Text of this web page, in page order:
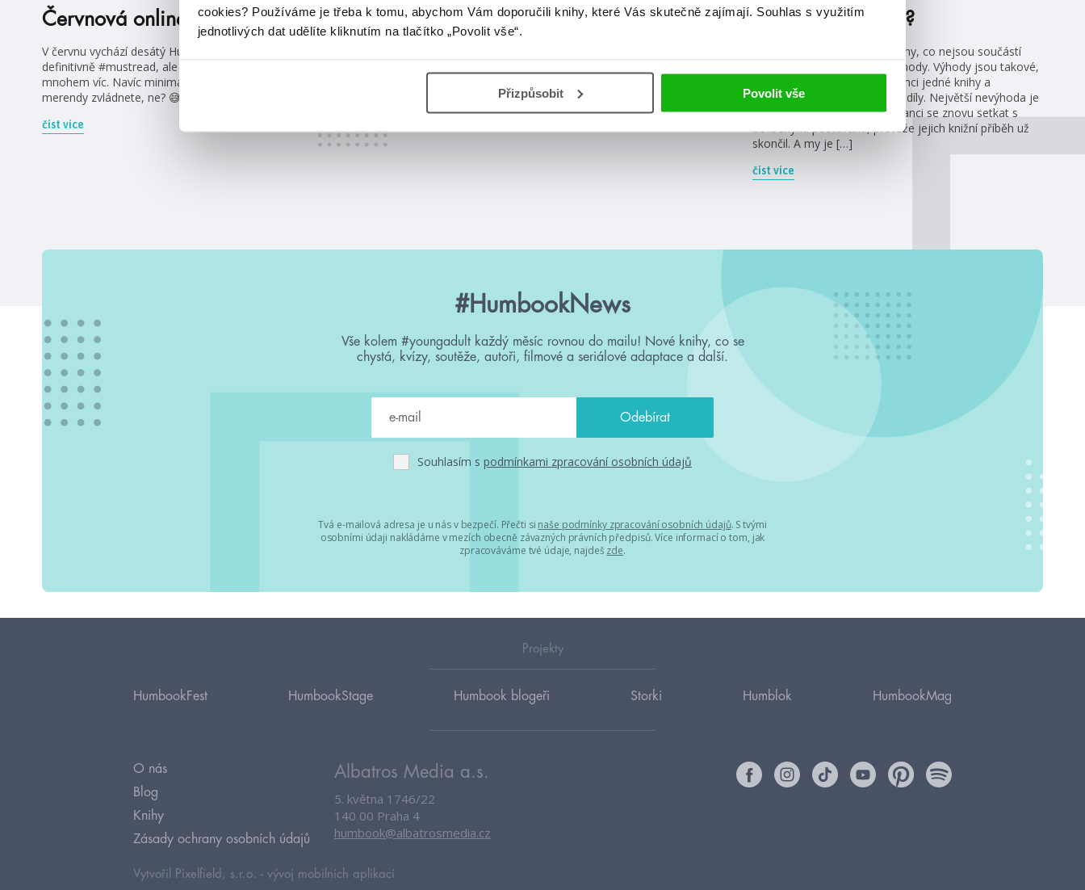
cookies? Používáme je třeba k tomu, abychom Vám doporučili knihy, které Vás skutečně zajímají. Souhlas s využitím
jednotlivých dat udělíte kliknutím na tlačítko „Povolit vše“.
Přizpůsobit Povolit vše
Červnová online merenda
V červnu vychází desátý HumbookTip, tak ten je
definitivně #mustread, ale nebojte, chystá se toho
mnohem víc. Navíc minimálně dvě knihy do příští
merendy zvládnete, ne? 😅
číst více
Červencová online merenda Stačí jedna kniha?
Standalones (samostatné knihy, co nejsou součástí
série) mají své výhody i nevýhody. Výhody jsou takové,
že se vše krásně uzavře v rámci jedné knihy a
nemusíme pak čekat na další díly. Největší nevýhoda je
taková, že už pak nemáme šanci se znovu setkat s
oblíbenými postavami, protože jejich knižní příběh už
skončil. A my je […]
číst více
#HumbookNews
Vše kolem #youngadult každý měsíc rovnou do mailu! Nové knihy, co se
chystá, kvízy, soutěže, autoři, filmové a seriálové adaptace a další.
Souhlasím s podmínkami zpracování osobních údajů
Tvá e-mailová adresa je u nás v bezpečí. Přečti si naše podmínky zpracování osobních údajů. S tvými
osobními údaji nakládáme v mezích obecně závazných právních předpisů. Více informací o tom, jak
zpracováváme tvé údaje, najdeš zde.
Projekty
HumbookFest HumbookStage Humbook blogeři Storki Humblok HumbookMag
O nás
Blog
Knihy
Zásady ochrany osobních údajů
Albatros Media a.s.
5. května 1746/22
140 00 Praha 4
humbook@albatrosmedia.cz
Vytvořil Pixelfield, s.r.o. - vývoj mobilních aplikací